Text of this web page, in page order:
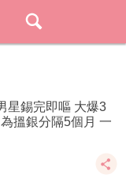
星錫完即嘔 大爆3
搵銀分隔5個月 一